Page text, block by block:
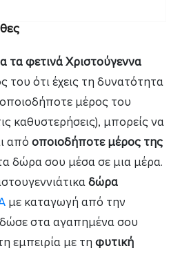
τα φετινά Χριστούγεννα
του ότι έχεις τη δυνατότητα
μέρος του
καθυστερήσεις), μπορείς να
από οποιοδήποτε μέρος της
τα δώρα σου μέσα σε μια μέρα.
δώρα
με καταγωγή από την
στα αγαπημένα σου
εμπειρία με τη φυτική